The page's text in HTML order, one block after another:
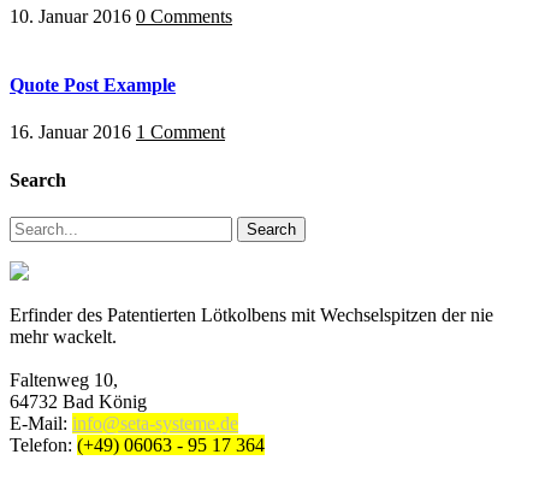
10. Januar 2016 0 Comments
Quote Post Example
16. Januar 2016 1 Comment
Search
Search
Erfinder des Patentierten Lötkolbens mit Wechselspitzen der nie
mehr wackelt.
Faltenweg 10,
64732 Bad König
E-Mail: info@seta-systeme.de
Telefon: (+49) 06063 - 95 17 364